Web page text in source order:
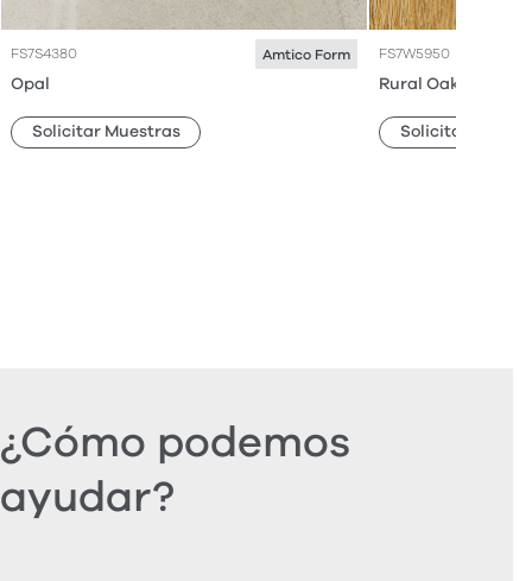
FS7S4380 Amtico Form
Opal
Solicitar Muestras
FS7W5950
Rural Oak
Solicitar
¿Cómo podemos
ayudar?